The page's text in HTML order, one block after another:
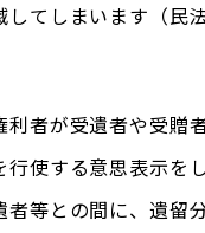
してしまいます（民
利者が受遺者や受贈
行使する意思表示を
者等との間に、遺留